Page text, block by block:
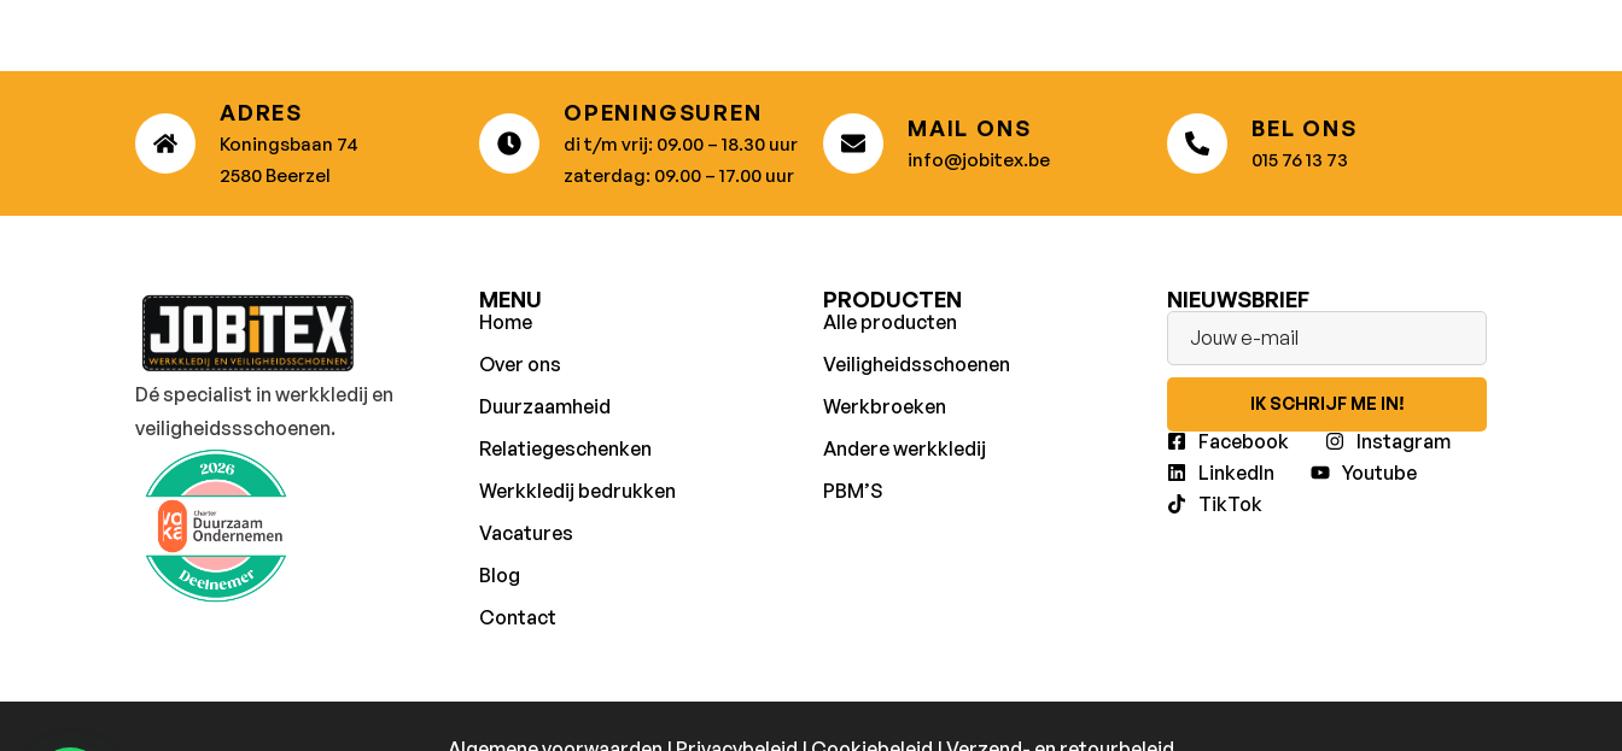
ADRES
Koningsbaan 74
2580 Beerzel
OPENINGSUREN
di t/m vrij: 09.00 – 18.30 uur
zaterdag: 09.00 – 17.00 uur
MAIL ONS
info@jobitex.be
BEL ONS
015 76 13 73
Dé specialist in werkkledij en
veiligheidssschoenen.
MENU
Home
Over ons
Duurzaamheid
Relatiegeschenken
Werkkledij bedrukken
Vacatures
Blog
Contact
PRODUCTEN
Alle producten
Veiligheidsschoenen
Werkbroeken
Andere werkkledij
PBM’S
NIEUWSBRIEF
IK SCHRIJF ME IN!
Facebook
Instagram
LinkedIn
Youtube
TikTok